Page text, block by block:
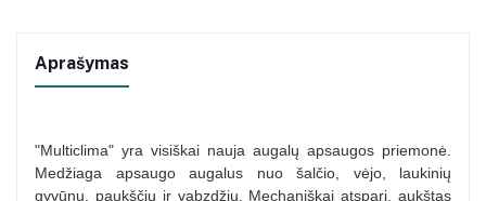
Aprašymas
"Multiclima" yra visiškai nauja augalų apsaugos priemonė.
Medžiaga apsaugo augalus nuo šalčio, vėjo, laukinių
gyvūnų, paukščių ir vabzdžių. Mechaniškai atspari,aukštas